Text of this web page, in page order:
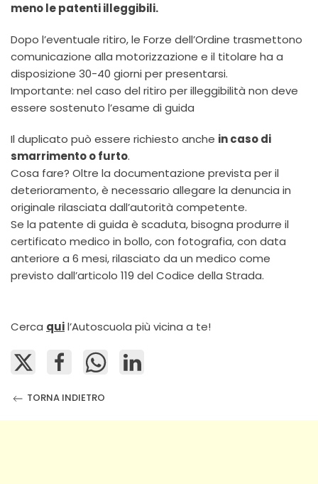
meno le patenti illeggibili.
Dopo l’eventuale ritiro, le Forze dell’Ordine trasmettono
comunicazione alla motorizzazione e il titolare ha a
disposizione 30-40 giorni per presentarsi.
Importante: nel caso del ritiro per illeggibilità non deve
essere sostenuto l’esame di guida
Il duplicato può essere richiesto anche in caso di
smarrimento o furto.
Cosa fare? Oltre la documentazione prevista per il
deterioramento, è necessario allegare la denuncia in
originale rilasciata dall’autorità competente.
Se la patente di guida è scaduta, bisogna produrre il
certificato medico in bollo, con fotografia, con data
anteriore a 6 mesi, rilasciato da un medico come
previsto dall’articolo 119 del Codice della Strada.
Cerca quil’Autoscuola più vicina a te!
TORNA INDIETRO